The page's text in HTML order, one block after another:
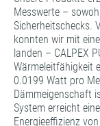
Messwerte ­–
Sicherheitschecks.
konnten wir mit
landen – CALPEX
Wärmeleitfähigkeit
0.0199 Watt pro
Dämmeigenschaft
System erreicht
Energieeffizienz